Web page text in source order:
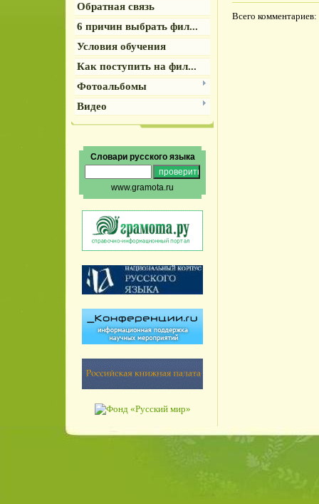
Обратная связь
6 причин выбрать фил...
Условия обучения
Как поступить на фил...
Фотоальбомы
Видео
Словари русского языка
www.gramota.ru
Всего комментариев: